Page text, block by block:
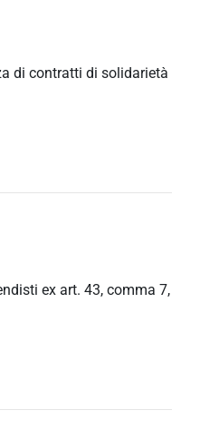
di contratti di solidarietà
ex art. 43, comma 7,